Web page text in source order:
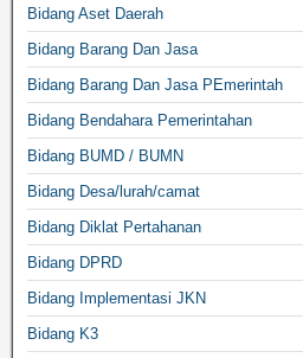
Bidang Aset Daerah
Bidang Barang Dan Jasa
Bidang Barang Dan Jasa PEmerintah
Bidang Bendahara Pemerintahan
Bidang BUMD / BUMN
Bidang Desa/lurah/camat
Bidang Diklat Pertahanan
Bidang DPRD
Bidang Implementasi JKN
Bidang K3